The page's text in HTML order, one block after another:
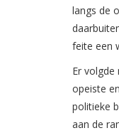
langs de
feite een
Er
opeiste
politieke
aan de